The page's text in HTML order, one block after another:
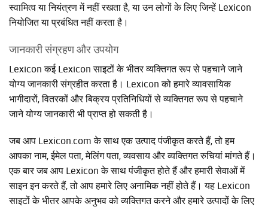
स्वामित्व या नियंत्रण में नहीं रखता है, या उन लोगों के लिए जिन्हें Lexicon
नियोजित या प्रबंधित नहीं करता है।
जानकारी संग्रहण और उपयोग
Lexicon कई Lexicon साइटों के भीतर व्यक्तिगत रूप से पहचाने जाने
योग्य जानकारी संग्रहीत करता है। Lexicon को हमारे व्यावसायिक
भागीदारों, वितरकों और बिक्रय प्रतिनिधियों से व्यक्तिगत रूप से पहचाने
जाने योग्य जानकारी भी प्राप्त हो सकती है।
जब आप Lexicon.com के साथ एक उत्पाद पंजीकृत करते हैं, तो हम
आपका नाम, ईमेल पता, मेलिंग पता, व्यवसाय और व्यक्तिगत रुचियां मांगते हैं।
एक बार जब आप Lexicon के साथ पंजीकृत होते हैं और हमारी सेवाओं में
साइन इन करते हैं, तो आप हमारे लिए अनामिक नहीं होते हैं। यह Lexicon
साइटों के भीतर आपके अनुभव को व्यक्तिगत करने और हमारे उत्पादों के लिए